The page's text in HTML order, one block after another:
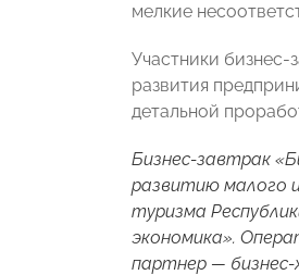
мелкие
Участники
развития
детальной
Бизнес-завтрак
развитию малого
туризма
экономика».
партнер — бизнес-